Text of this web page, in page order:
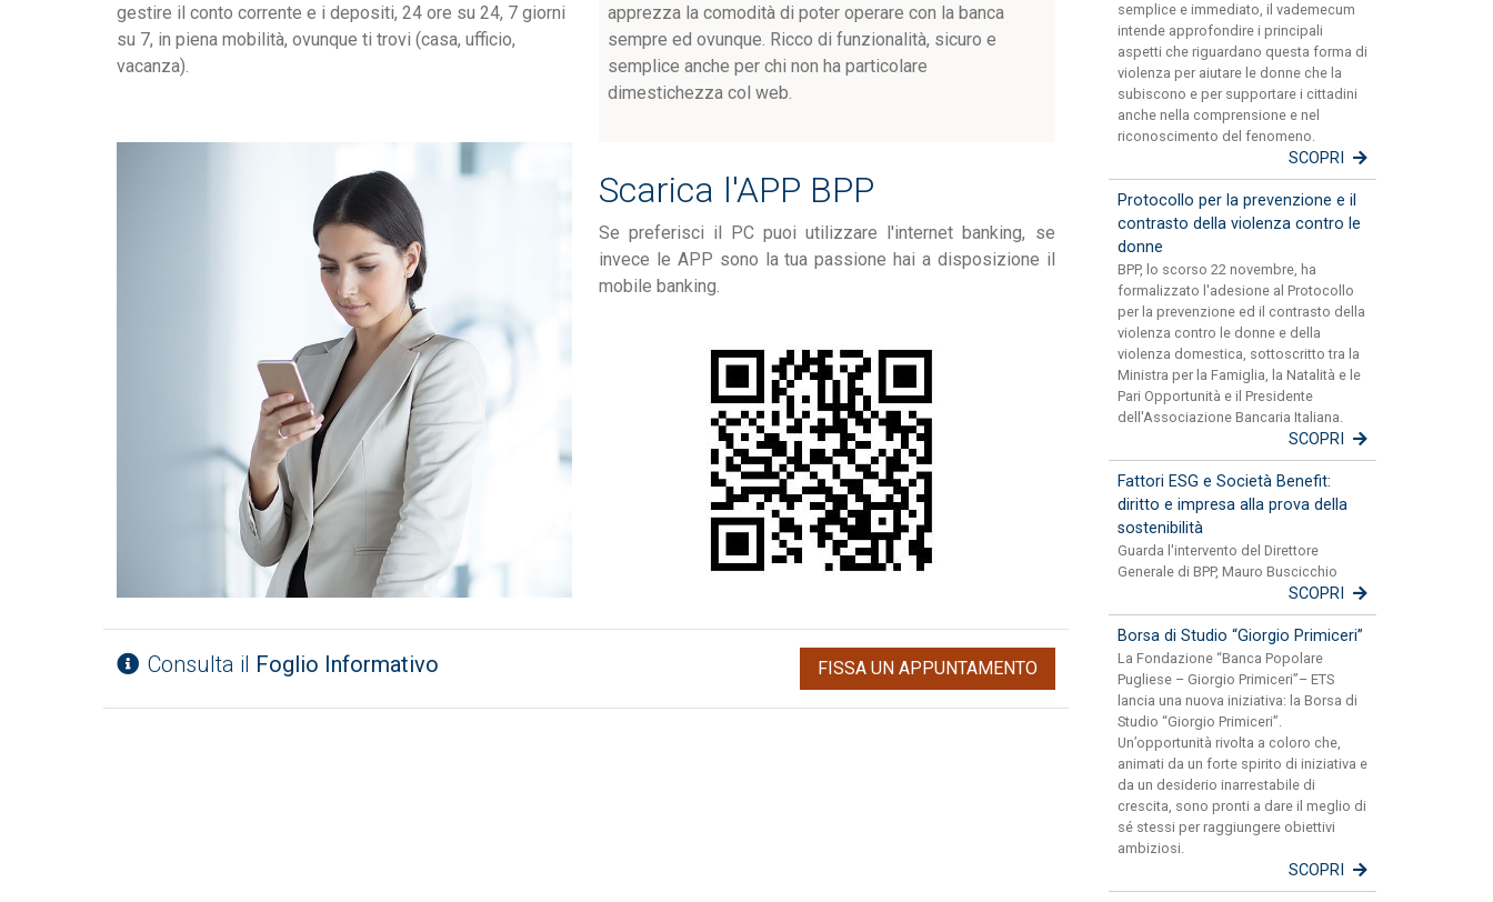
gestire il conto corrente e i depositi, 24 ore su 24, 7 giorni
su 7, in piena mobilità, ovunque ti trovi (casa, ufficio,
vacanza).
apprezza la comodità di poter operare con la banca
sempre ed ovunque. Ricco di funzionalità, sicuro e
semplice anche per chi non ha particolare
dimestichezza col web.
Scarica l'APP BPP
Se preferisci il PC puoi utilizzare l'internet banking, se
invece le APP sono la tua passione hai a disposizione il
mobile banking.
Consulta il Foglio Informativo FISSA UN APPUNTAMENTO
semplice e immediato, il vademecum
intende approfondire i principali
aspetti che riguardano questa forma di
violenza per aiutare le donne che la
subiscono e per supportare i cittadini
anche nella comprensione e nel
riconoscimento del fenomeno.
SCOPRI
Protocollo per la prevenzione e il
contrasto della violenza contro le
donne
BPP, lo scorso 22 novembre, ha
formalizzato l'adesione al Protocollo
per la prevenzione ed il contrasto della
violenza contro le donne e della
violenza domestica, sottoscritto tra la
Ministra per la Famiglia, la Natalità e le
Pari Opportunità e il Presidente
dell'Associazione Bancaria Italiana.
SCOPRI
Fattori ESG e Società Benefit:
diritto e impresa alla prova della
sostenibilità
Guarda l'intervento del Direttore
Generale di BPP, Mauro Buscicchio
SCOPRI
Borsa di Studio “Giorgio Primiceri”
La Fondazione “Banca Popolare
Pugliese – Giorgio Primiceri”– ETS
lancia una nuova iniziativa: la Borsa di
Studio “Giorgio Primiceri”.
Un’opportunità rivolta a coloro che,
animati da un forte spirito di iniziativa e
da un desiderio inarrestabile di
crescita, sono pronti a dare il meglio di
sé stessi per raggiungere obiettivi
ambiziosi.
SCOPRI